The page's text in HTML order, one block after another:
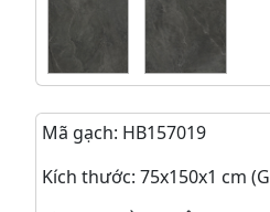
Mã gạch: HB157019
Kích thước: 75x150x1 cm